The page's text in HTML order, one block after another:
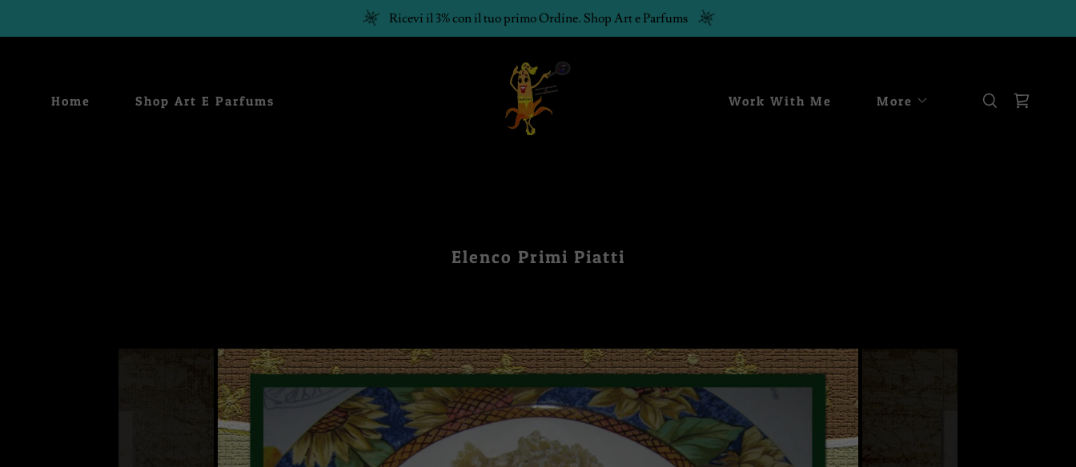
Ricevi il 3% con il tuo primo Ordine. Shop Art e Parfums
Home Shop Art E Parfums Work With Me More
Elenco Primi Piatti